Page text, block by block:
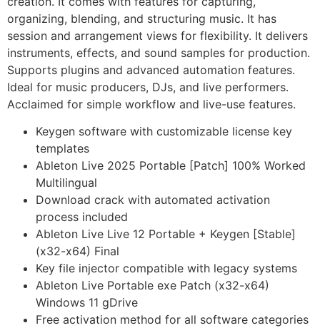
organizing, blending, and structuring music. It has
session and arrangement views for flexibility. It delivers
instruments, effects, and sound samples for production.
Supports plugins and advanced automation features.
Ideal for music producers, DJs, and live performers.
Acclaimed for simple workflow and live-use features.
Keygen software with customizable license key
templates
Ableton Live 2025 Portable [Patch] 100% Worked
Multilingual
Download crack with automated activation
process included
Ableton Live Live 12 Portable + Keygen [Stable]
(x32-x64) Final
Key file injector compatible with legacy systems
Ableton Live Portable exe Patch (x32-x64)
Windows 11 gDrive
Free activation method for all software categories